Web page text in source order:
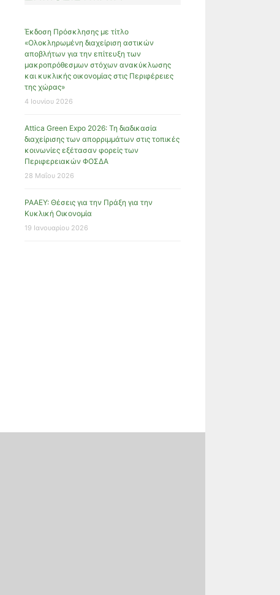
Έκδοση Πρόσκλησης με τίτλο
«Ολοκληρωμένη διαχείριση αστικών
αποβλήτων για την επίτευξη των
μακροπρόθεσμων στόχων ανακύκλωσης
και κυκλικής οικονομίας στις Περιφέρειες
της χώρας»
4 Ιουνίου 2026
Attica Green Expo 2026: Τη διαδικασία
διαχείρισης των απορριμμάτων στις τοπικές
κοινωνίες εξέτασαν φορείς των
Περιφερειακών ΦΟΣΔΑ
28 Μαΐου 2026
ΡΑΑΕΥ: Θέσεις για την Πράξη για την
Κυκλική Οικονομία
19 Ιανουαρίου 2026